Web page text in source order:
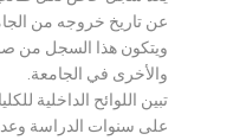
عن تاريخ خروجه من
ويتكون هذا السجل من
والأخرى في الجامعة.
تبين اللوائح الداخلية
على سنوات الدراسة